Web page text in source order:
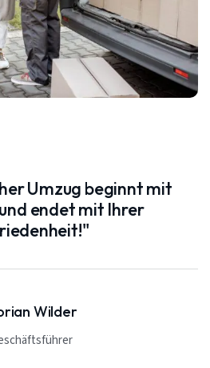
Umzug beginnt mit
endet mit Ihrer
Wilder